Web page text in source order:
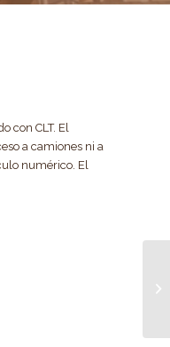
con CLT. El
a camiones ni a
numérico. El